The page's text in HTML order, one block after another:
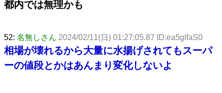
都内では無理かも
52: 名無しさん 2024/02/11(日) 01:27:05.87 ID:ea5glfaS0
相場が壊れるから大量に水揚げされてもスーパ
ーの値段とかはあんまり変化しないよ